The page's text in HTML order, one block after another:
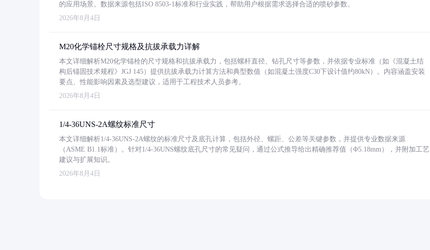
的应用场景。数据来源包括ISO 8503-1标准和行业实践，帮助用户根据需求选择合适的喷砂参数。
2026年8月4日
M20化学锚栓尺寸规格及抗拔承载力详解
本文详细解析M20化学锚栓的尺寸规格和抗拔承载力，包括螺杆直径、钻孔尺寸等参数，并依据专业标准（如《混凝土结
构后锚固技术规程》JGJ 145）提供抗拔承载力计算方法和典型数值（如混凝土强度C30下设计值约80kN）。内容涵盖安装
要点、性能影响因素及选型建议，适用于工程技术人员参考。
2026年8月4日
1/4-36UNS-2A螺纹标准尺寸
本文详细解析1/4-36UNS-2A螺纹的标准尺寸及底孔计算，包括外径、螺距、公差等关键参数，并提供专业数据来源
（ASME B1.1标准）。针对1/4-36UNS螺纹底孔尺寸的常见疑问，通过公式推导给出精确推荐值（Φ5.18mm），并附加工艺
建议与扩展知识。
2026年8月4日